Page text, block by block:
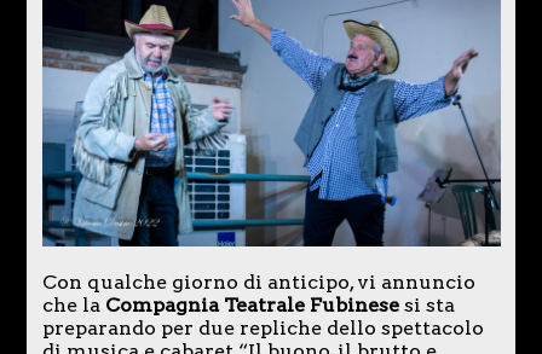
Con qualche giorno di anticipo, vi annuncio
che la Compagnia Teatrale Fubinesesi sta
preparando per due repliche dello spettacolo